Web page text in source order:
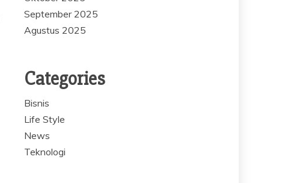
September 2025
Agustus 2025
Categories
Bisnis
Life Style
News
Teknologi